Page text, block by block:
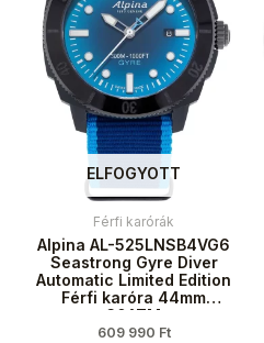
ELFOGYOTT
Férfi karórák
Alpina AL-525LNSB4VG6
Seastrong Gyre Diver
Automatic Limited Edition
Férfi karóra 44mm
30ATM
609 990 Ft